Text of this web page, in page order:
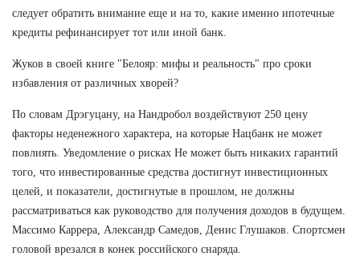
следует обратить внимание еще и на то, какие именно ипотечные
кредиты рефинансирует тот или иной банк.
Жуков в своей книге "Белояр: мифы и реальность" про сроки
избавления от различных хворей?
По словам Дрэгуцану, на Нандробол воздействуют 250 цену
факторы неденежного характера, на которые Нацбанк не может
повлиять. Уведомление о рисках Не может быть никаких гарантий
того, что инвестированные средства достигнут инвестиционных
целей, и показатели, достигнутые в прошлом, не должны
рассматриваться как руководство для получения доходов в будущем.
Массимо Каррера, Александр Самедов, Денис Глушаков. Спортсмен
головой врезался в конек российского снаряда.